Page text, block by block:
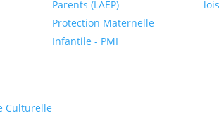
Parents (LAEP)
Protection Maternelle
Infantile - PMI
Culturelle